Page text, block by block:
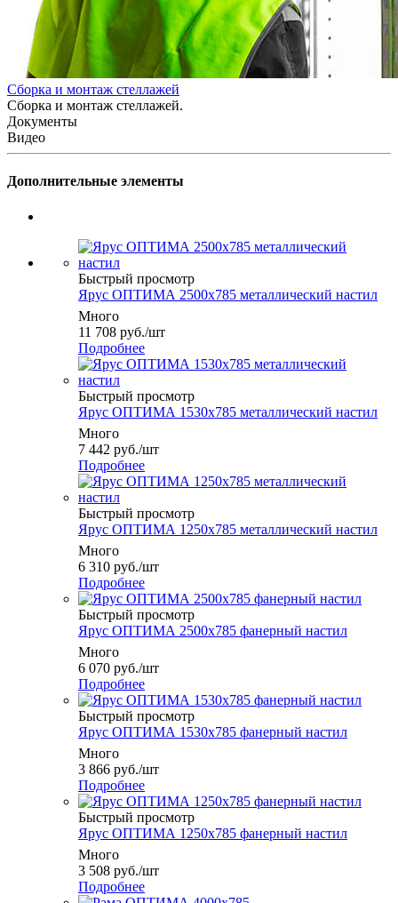
Сборка и монтаж стеллажей
Сборка и монтаж стеллажей.
Документы
Видео
Дополнительные элементы
Быстрый просмотр
Ярус ОПТИМА 2500x785 металлический настил
Много
11 708 руб./шт
Подробнее
Быстрый просмотр
Ярус ОПТИМА 1530x785 металлический настил
Много
7 442 руб./шт
Подробнее
Быстрый просмотр
Ярус ОПТИМА 1250x785 металлический настил
Много
6 310 руб./шт
Подробнее
Быстрый просмотр
Ярус ОПТИМА 2500x785 фанерный настил
Много
6 070 руб./шт
Подробнее
Быстрый просмотр
Ярус ОПТИМА 1530x785 фанерный настил
Много
3 866 руб./шт
Подробнее
Быстрый просмотр
Ярус ОПТИМА 1250x785 фанерный настил
Много
3 508 руб./шт
Подробнее